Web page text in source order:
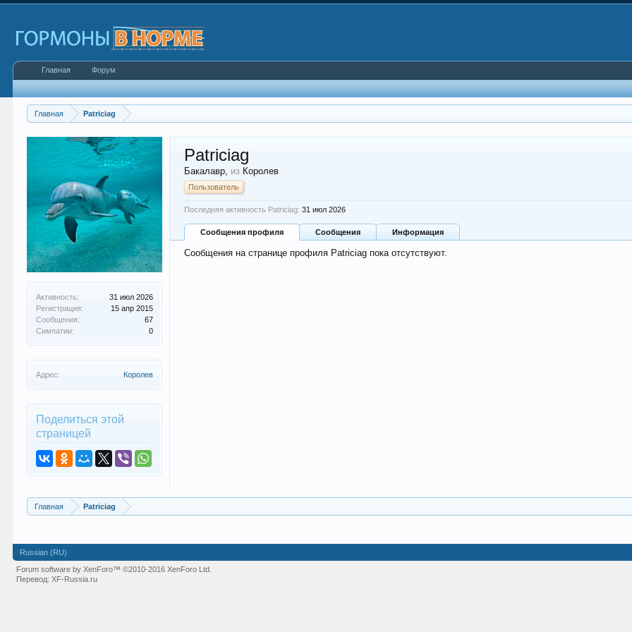
Главная Patriciag
Активность:
31 июл 2026
Регистрация:
15 апр 2015
Сообщения:
67
Симпатии:
0
Адрес: Королев
Поделиться этой
страницей
Patriciag
Бакалавр, из Королев
Пользователь
Последняя активность Patriciag: 31 июл 2026
Сообщения профиля Сообщения Информация
Сообщения на странице профиля Patriciag пока отсутствуют.
Главная Patriciag
Главная Форум
Russian (RU)
Forum software by XenForo™©2010-2016 XenForo Ltd.
Перевод:XF-Russia.ru